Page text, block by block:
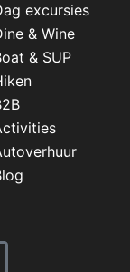
excursies
& Wine
& SUP